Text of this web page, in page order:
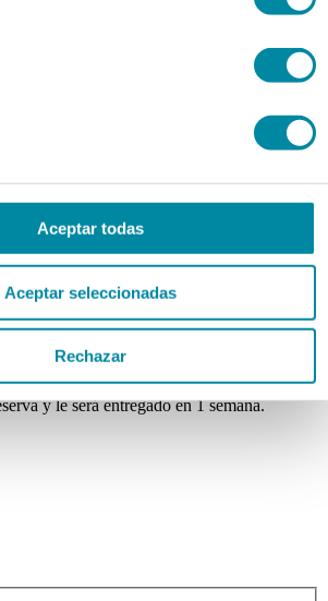
Aceptar todas
Aceptar seleccionadas
Rechazar
00
RESERVA
inmediata
y le será entregado en 1 semana.